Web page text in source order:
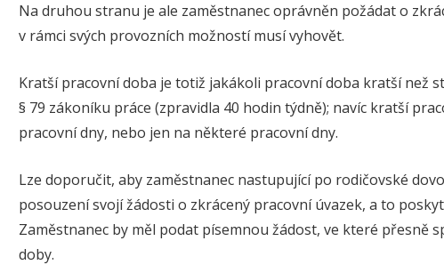
Na druhou stranu je ale zaměstnanec oprávněn požádat o
v rámci svých provozních možností musí vyhovět.
Kratší pracovní doba je totiž jakákoli pracovní doba kratší než
§ 79 zákoníku práce (zpravidla 40 hodin týdně); navíc kratší
pracovní dny, nebo jen na některé pracovní dny.
Lze doporučit, aby zaměstnanec nastupující po rodičovské
posouzení svojí žádosti o zkrácený pracovní úvazek, a to
Zaměstnanec by měl podat písemnou žádost, ve které přesně
doby.